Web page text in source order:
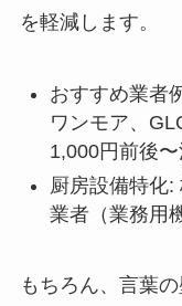
を軽減します。
おすすめ業者
ワンモア、
1,000円前後〜
厨房設備特化:
業者（業務用
もちろん、言葉